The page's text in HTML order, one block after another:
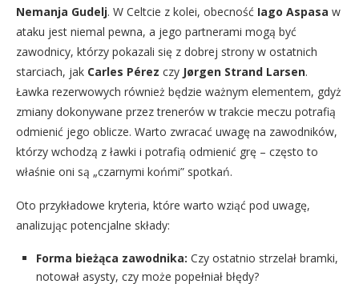
Nemanja Gudelj. W Celtcie z kolei, obecność Iago Aspasa w
ataku jest niemal pewna, a jego partnerami mogą być
zawodnicy, którzy pokazali się z dobrej strony w ostatnich
starciach, jak Carles Pérez czy Jørgen Strand Larsen.
Ławka rezerwowych również będzie ważnym elementem, gdyż
zmiany dokonywane przez trenerów w trakcie meczu potrafią
odmienić jego oblicze. Warto zwracać uwagę na zawodników,
którzy wchodzą z ławki i potrafią odmienić grę – często to
właśnie oni są „czarnymi końmi” spotkań.
Oto przykładowe kryteria, które warto wziąć pod uwagę,
analizując potencjalne składy:
Forma bieżąca zawodnika: Czy ostatnio strzelał bramki,
notował asysty, czy może popełniał błędy?